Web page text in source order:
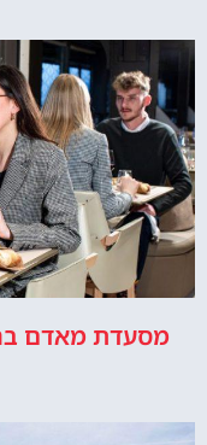
מסעדת מאדם